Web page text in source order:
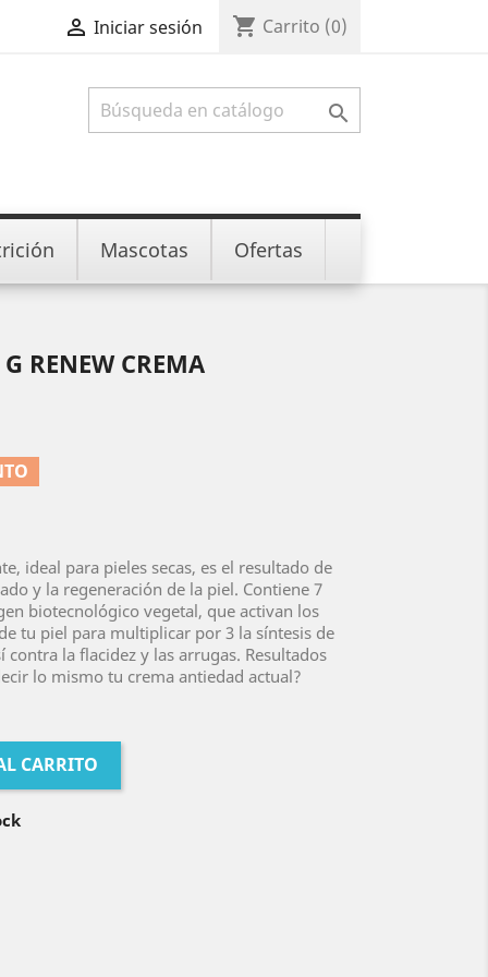
 Iniciar sesión shopping_cart Carrito (0)

Mascotas Ofertas
RENEW CREMA
ideal para pieles secas, es el resultado de
y la regeneración de la piel. Contiene 7
biotecnológico vegetal, que activan los
tu piel para multiplicar por 3 la síntesis de
contra la flacidez y las arrugas. Resultados
lo mismo tu crema antiedad actual?
CARRITO